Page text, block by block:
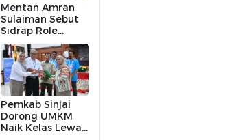
Mentan Amran
Sulaiman Sebut
Sidrap Role
Model Nasional
dalam Menjaga
Stabilitas Harga
Telur
Pemkab Sinjai
Dorong UMKM
Naik Kelas Lewat